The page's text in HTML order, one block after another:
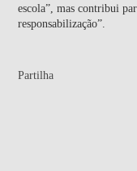
escola”, mas contribui
responsabilização”.
Partilha